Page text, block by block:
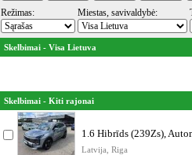
Režimas: Miestas, savivaldybė:
Skelbimai - Visa Lietuva
Skelbimai - Kiti rajonai
1.6 Hibrīds (239Zs),
2033.
Latvija, Riga